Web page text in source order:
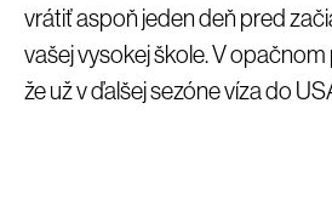
vrátiť aspoň jeden deň pred
vašej vysokej škole. V
že už v ďalšej sezóne víza do